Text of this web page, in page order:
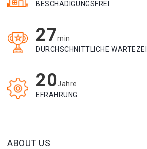
BESCHÄDIGUNGSFREI
27min
DURCHSCHNITTLICHE
20Jahre
EFRAHRUNG
ABOUT US